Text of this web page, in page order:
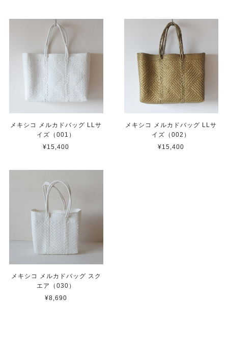
メキシコ メルカドバッグ LLサ
イズ（001）
¥15,400
メキシコ メルカドバッグ LLサ
イズ（002）
¥15,400
メキシコ メルカドバッグ スク
エア（030）
¥8,690